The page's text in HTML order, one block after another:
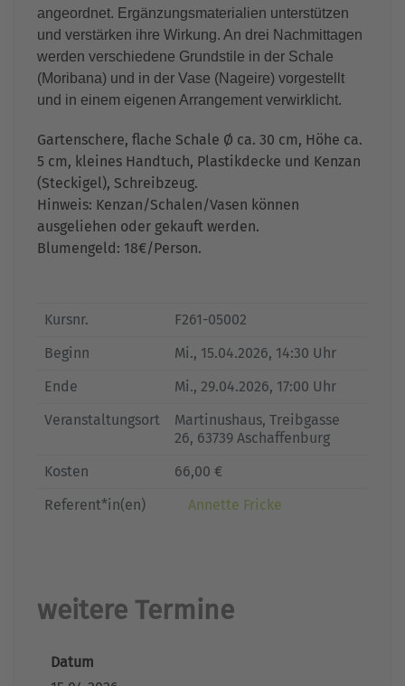
angeordnet. Ergänzungsmaterialien unterstützen
und verstärken ihre Wirkung. An drei Nachmittagen
werden verschiedene Grundstile in der Schale
(Moribana) und in der Vase (Nageire) vorgestellt
und in einem eigenen Arrangement verwirklicht.
Gartenschere, flache Schale Ø ca. 30 cm, Höhe ca.
5 cm, kleines Handtuch, Plastikdecke und Kenzan
(Steckigel), Schreibzeug.
Hinweis: Kenzan/Schalen/Vasen können
ausgeliehen oder gekauft werden.
Blumengeld: 18€/Person.
Kursnr.
F261-05002
Beginn
Mi., 15.04.2026, 14:30 Uhr
Ende
Mi., 29.04.2026, 17:00 Uhr
Veranstaltungsort
Martinushaus, Treibgasse
26, 63739 Aschaffenburg
Kosten
66,00 €
Referent*in(en)
Annette Fricke
weitere Termine
Datum